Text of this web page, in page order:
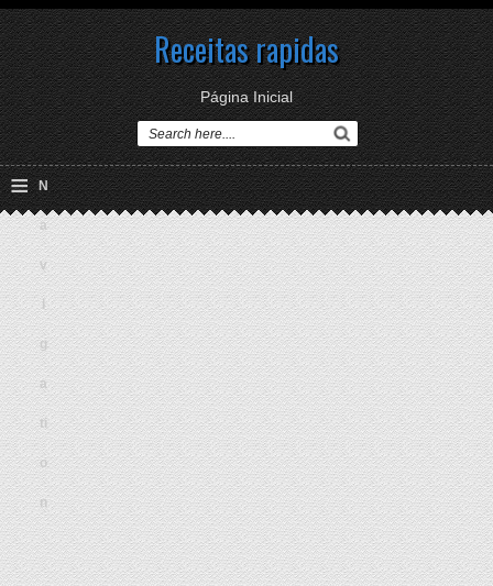
Receitas rapidas
Página Inicial
≡ N
a
v
i
g
a
ti
o
n